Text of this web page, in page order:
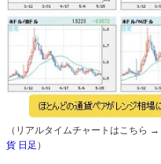
（リアルタイムチャートはこちら →
貨 日足 ）